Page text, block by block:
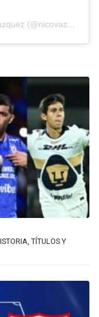
Una publicación compartida por Nico Vazquez (@nicovazquezok)
TÍTULOS Y